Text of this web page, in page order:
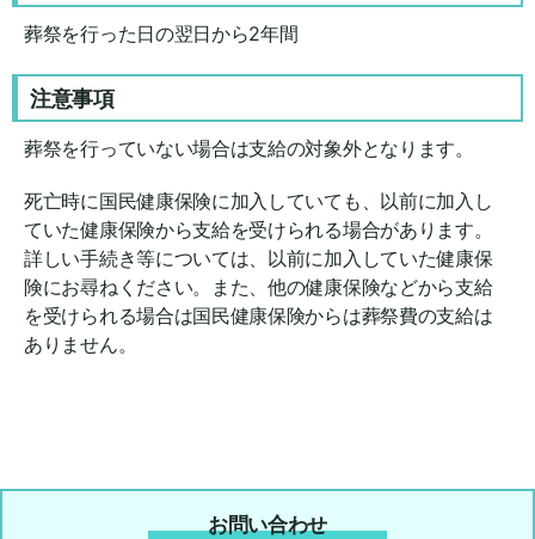
葬祭を行った日の翌日から2年間
注意事項
葬祭を行っていない場合は支給の対象外となります。
死亡時に国民健康保険に加入していても、以前に加入し
ていた健康保険から支給を受けられる場合があります。
詳しい手続き等については、以前に加入していた健康保
険にお尋ねください。また、他の健康保険などから支給
を受けられる場合は国民健康保険からは葬祭費の支給は
ありません。
お問い合わせ